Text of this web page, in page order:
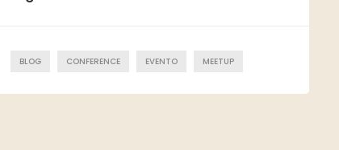
BLOG CONFERENCE EVENTO MEETUP